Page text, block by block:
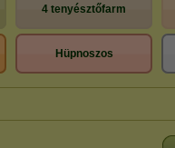
4 tenyésztőfarm
Hüpnoszos